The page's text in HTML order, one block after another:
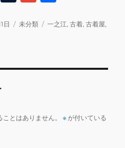
m ai
日
カ
未分類
タ
一之江,古着,古着屋,
とはありません。 ※ が付いている